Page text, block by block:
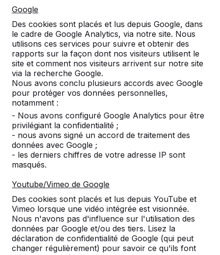
Google
Des cookies sont placés et lus depuis Google, dans
le cadre de Google Analytics, via notre site. Nous
utilisons ces services pour suivre et obtenir des
rapports sur la façon dont nos visiteurs utilisent le
site et comment nos visiteurs arrivent sur notre site
via la recherche Google.
Nous avons conclu plusieurs accords avec Google
pour protéger vos données personnelles,
notamment :
- Nous avons configuré Google Analytics pour être
privilégiant la confidentialité ;
- nous avons signé un accord de traitement des
données avec Google ;
- les derniers chiffres de votre adresse IP sont
masqués.
Youtube/Vimeo de Google
Des cookies sont placés et lus depuis YouTube et
Vimeo lorsque une vidéo intégrée est visionnée.
Nous n'avons pas d'influence sur l'utilisation des
données par Google et/ou des tiers. Lisez la
déclaration de confidentialité de Google (qui peut
changer régulièrement) pour savoir ce qu'ils font
Service clientèle
Catégories
Divers
© 2026 HeBlad France
Site web réalisé parGSD